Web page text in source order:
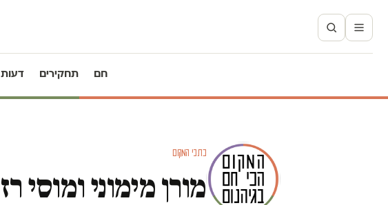
חם תחקירים דעות
כתבי המקום
מורן מימוני ומוסי רז